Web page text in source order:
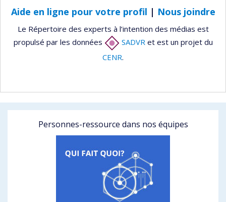
Aide en ligne pour votre profil | Nous joindre
Le Répertoire des experts à l’intention des médias est
propulsé par les données
SADVRet est un projet du
CENR.
Personnes-ressource dans nos équipes